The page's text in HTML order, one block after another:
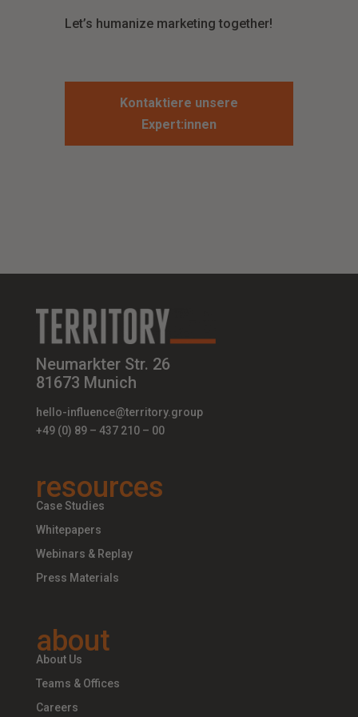
Let’s humanize marketing together!
Kontaktiere unsere
Expert:innen
Neumarkter Str. 26
81673 Munich
hello-influence@territory.group
+49 (0) 89 – 437 210 – 00
resources
Case Studies
Whitepapers
Webinars & Replay
Press Materials
about
About Us
Teams & Offices
Careers